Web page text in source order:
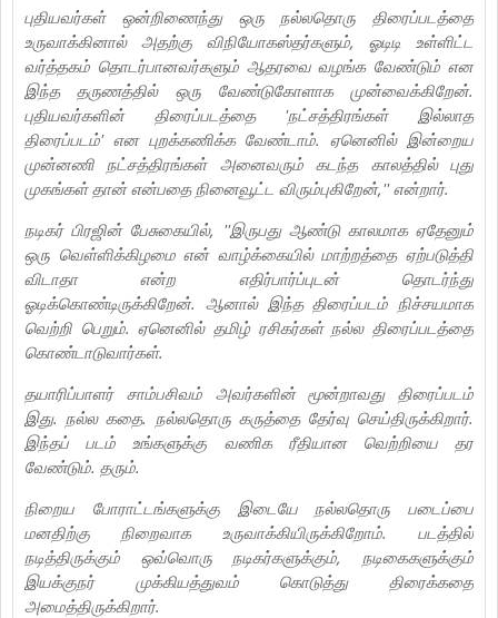
புதியவர்கள் ஒன்றிணைந்து ஒரு நல்லதொரு திரைப்படத்தை
உருவாக்கினால் அதற்கு விநியோகஸ்தர்களும், ஓடிடி உள்ளிட்ட
வர்த்தகம் தொடர்பானவர்களும் ஆதரவை வழங்க வேண்டும் என
இந்த தருணத்தில் ஒரு வேண்டுகோளாக முன்வைக்கிறேன்.
புதியவர்களின் திரைப்படத்தை 'நட்சத்திரங்கள் இல்லாத
திரைப்படம்' என புறக்கணிக்க வேண்டாம். ஏனெனில் இன்றைய
முன்னணி நட்சத்திரங்கள் அனைவரும் கடந்த காலத்தில் புது
முகங்கள் தான் என்பதை நினைவூட்ட விரும்புகிறேன்,'' என்றார்.
நடிகர் பிரஜின் பேசுகையில், ''இருபது ஆண்டு காலமாக ஏதேனும்
ஒரு வெள்ளிக்கிழமை என் வாழ்க்கையில் மாற்றத்தை ஏற்படுத்தி
விடாதா என்ற எதிர்பார்ப்புடன் தொடர்ந்து
ஓடிக்கொண்டிருக்கிறேன். ஆனால் இந்த திரைப்படம் நிச்சயமாக
வெற்றி பெறும். ஏனெனில் தமிழ் ரசிகர்கள் நல்ல திரைப்படத்தை
கொண்டாடுவார்கள்.
தயாரிப்பாளர் சாம்பசிவம் அவர்களின் மூன்றாவது திரைப்படம்
இது. நல்ல கதை. நல்லதொரு கருத்தை தேர்வு செய்திருக்கிறார்.
இந்தப் படம் உங்களுக்கு வணிக ரீதியான வெற்றியை தர
வேண்டும். தரும்.
நிறைய போராட்டங்களுக்கு இடையே நல்லதொரு படைப்பை
மனதிற்கு நிறைவாக உருவாக்கியிருக்கிறோம். படத்தில்
நடித்திருக்கும் ஒவ்வொரு நடிகர்களுக்கும், நடிகைகளுக்கும்
இயக்குநர் முக்கியத்துவம் கொடுத்து திரைக்கதை
அமைத்திருக்கிறார்.